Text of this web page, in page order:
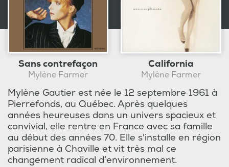
Sans contrefaçon
Mylène Farmer
California
Mylène Farmer
Mylène Gautier est née le 12 septembre 1961 à
Pierrefonds, au Québec. Après quelques
années heureuses dans un univers spacieux et
convivial, elle rentre en France avec sa famille
au début des années 70. Elle s'installe en région
parisienne à Chaville et vit très mal ce
changement radical d’environnement.